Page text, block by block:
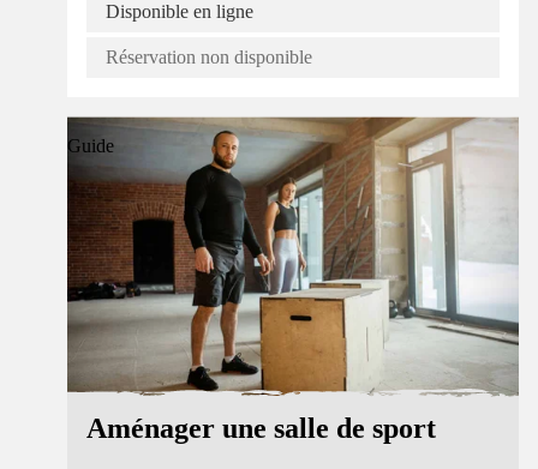
Disponible en ligne
Réservation non disponible
Guide
Aménager une salle de sport